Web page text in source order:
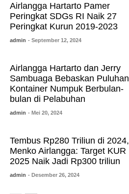
Airlangga Hartarto Pamer
Peringkat SDGs RI Naik 27
Peringkat Kurun 2019-2023
admin - September 12, 2024
Airlangga Hartarto dan Jerry
Sambuaga Bebaskan Puluhan
Kontainer Numpuk Berbulan-
bulan di Pelabuhan
admin - Mei 20, 2024
Tembus Rp280 Triliun di 2024,
Menko Airlangga: Target KUR
2025 Naik Jadi Rp300 triliun
admin - Desember 26, 2024